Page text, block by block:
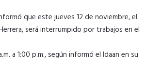
que este jueves 12 de noviembre, el
será interrumpido por trabajos en el
a 1:00 p.m., según informó el Idaan en su